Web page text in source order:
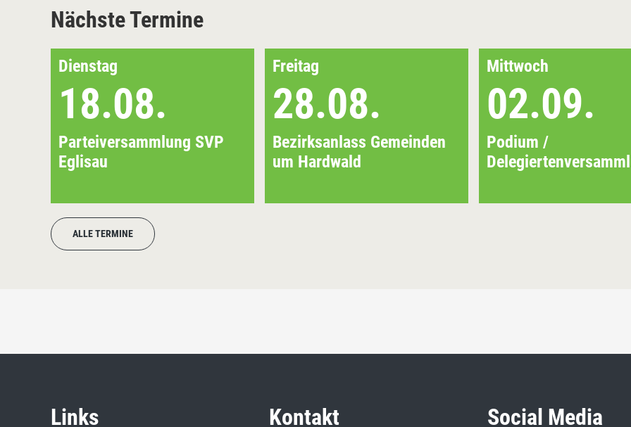
Nächste Termine
Dienstag
18.08.
Parteiversammlung SVP
Eglisau
Freitag
28.08.
Bezirksanlass Gemeinden
um Hardwald
Mittwoch
02.09.
Podium /
ALLE TERMINE
Links Kontakt Social Media